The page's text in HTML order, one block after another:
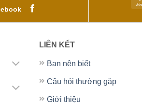
LIÊN KẾT
Bạn nên biết
Câu hỏi thường gặp
Giới thiệu